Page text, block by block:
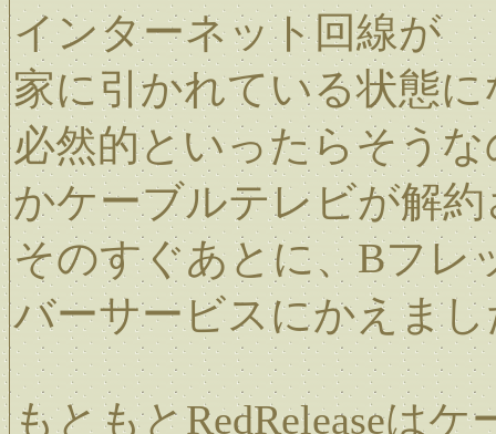
インターネット回線が
家に引かれている状態
必然的といったらそう
かケーブルテレビが解
そのすぐあとに、Bフレ
バーサービスにかえまし
もともとRedReleaseは